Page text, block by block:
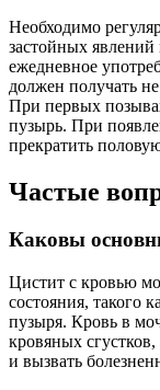
Необходимо
застойных явлений
ежедневное
должен получать
При первых
пузырь. При
прекратить
Частые
Каковы
Цистит с кровью
состояния, такого
пузыря. Кровь в
кровяных
и вызвать